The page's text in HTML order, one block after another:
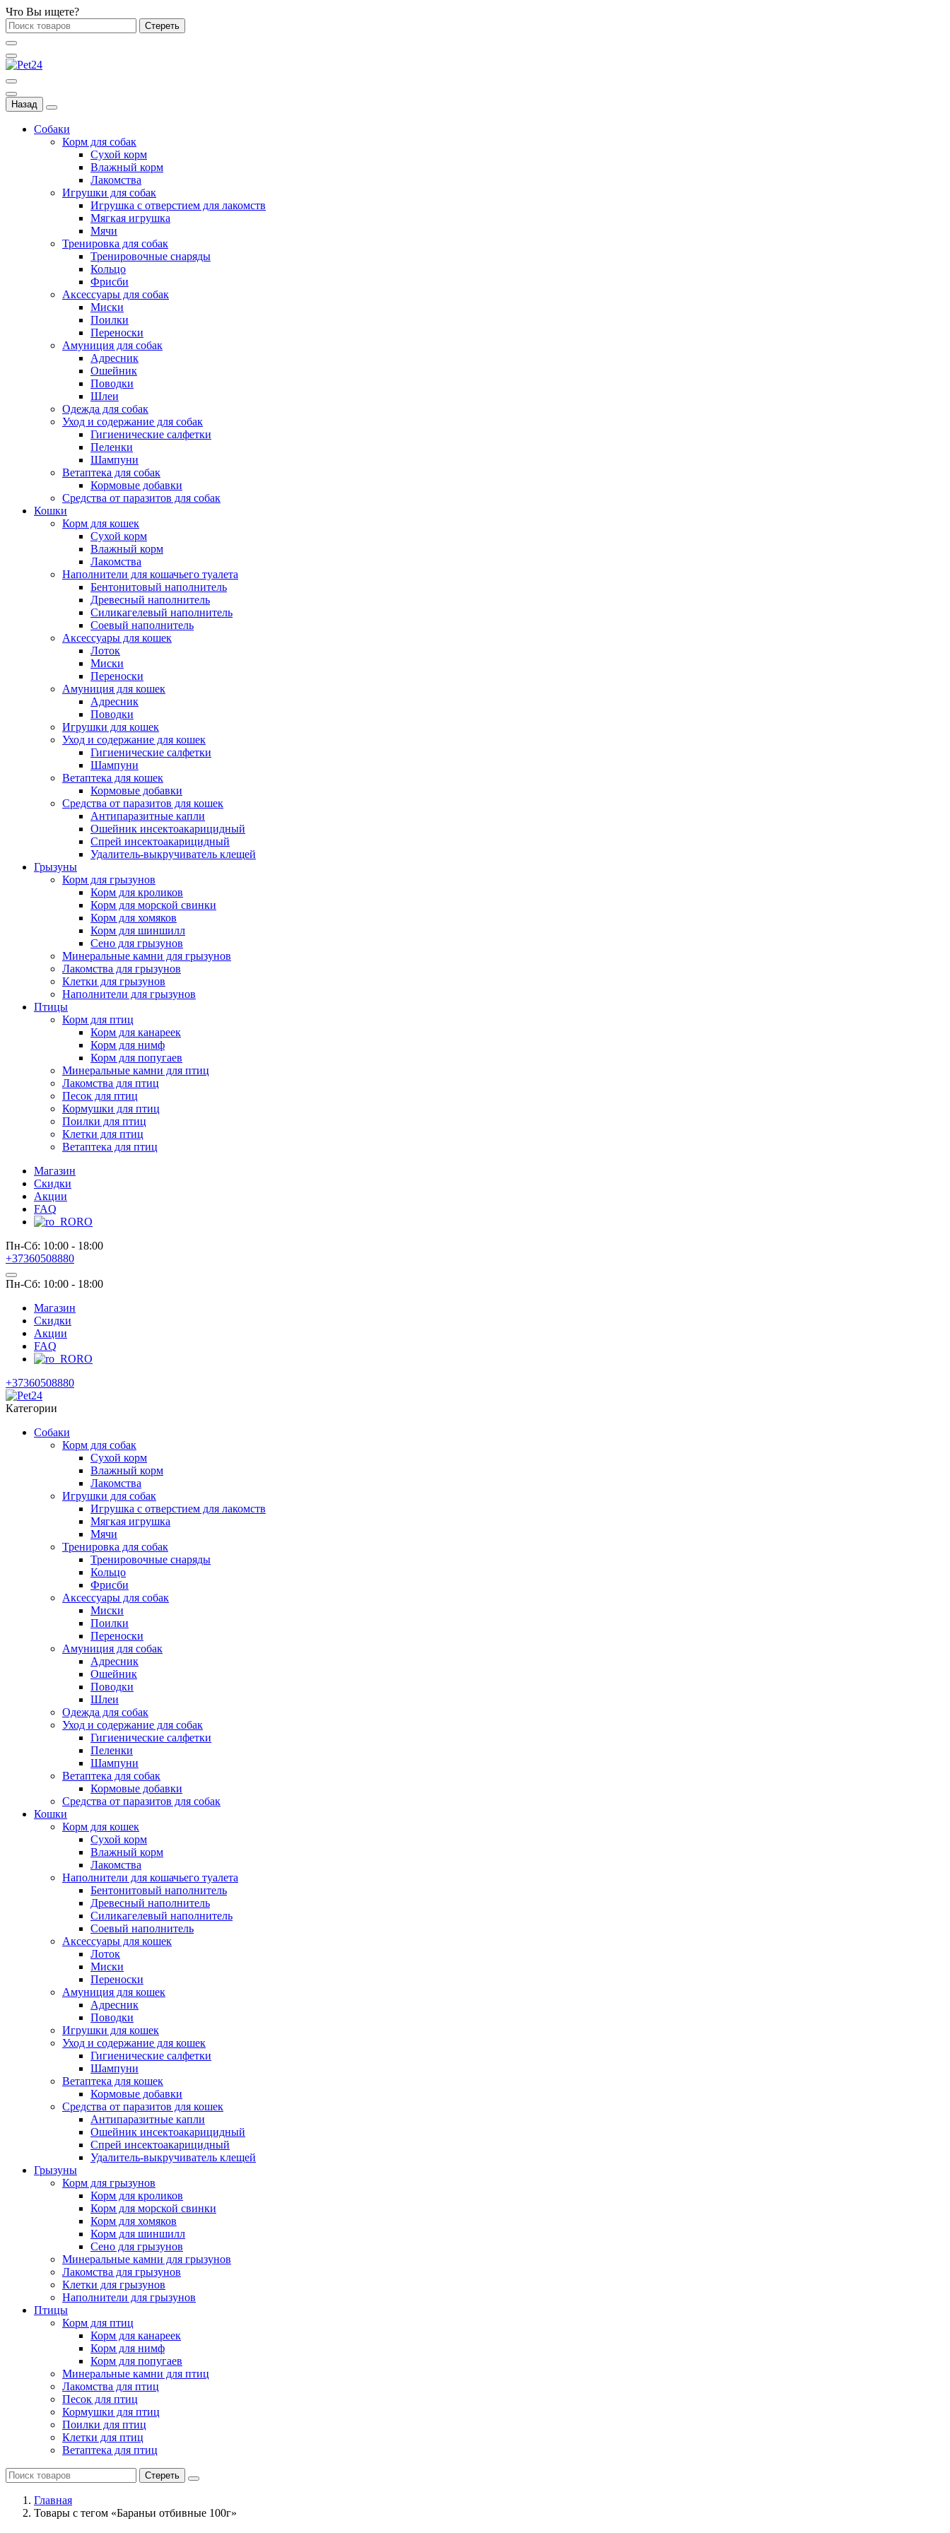
Что Вы ищете?
Стереть
Назад
Собаки
Корм для собак
Сухой корм
Влажный корм
Лакомства
Игрушки для собак
Игрушка с отверстием для лакомств
Мягкая игрушка
Мячи
Тренировка для собак
Тренировочные снаряды
Кольцо
Фрисби
Аксессуары для собак
Миски
Поилки
Переноски
Амуниция для собак
Адресник
Ошейник
Поводки
Шлеи
Одежда для собак
Уход и содержание для собак
Гигиенические салфетки
Пеленки
Шампуни
Ветаптека для собак
Кормовые добавки
Средства от паразитов для собак
Кошки
Корм для кошек
Сухой корм
Влажный корм
Лакомства
Наполнители для кошачьего туалета
Бентонитовый наполнитель
Древесный наполнитель
Силикагелевый наполнитель
Соевый наполнитель
Аксессуары для кошек
Лоток
Миски
Переноски
Амуниция для кошек
Адресник
Поводки
Игрушки для кошек
Уход и содержание для кошек
Гигиенические салфетки
Шампуни
Ветаптека для кошек
Кормовые добавки
Средства от паразитов для кошек
Антипаразитные капли
Ошейник инсектоакарицидный
Спрей инсектоакарицидный
Удалитель-выкручиватель клещей
Грызуны
Корм для грызунов
Корм для кроликов
Корм для морской свинки
Корм для хомяков
Корм для шиншилл
Сено для грызунов
Минеральные камни для грызунов
Лакомства для грызунов
Клетки для грызунов
Наполнители для грызунов
Птицы
Корм для птиц
Корм для канареек
Корм для нимф
Корм для попугаев
Минеральные камни для птиц
Лакомства для птиц
Песок для птиц
Кормушки для птиц
Поилки для птиц
Клетки для птиц
Ветаптека для птиц
Магазин
Скидки
Акции
FAQ
RO
Пн-Сб: 10:00 - 18:00
+37360508880
Пн-Сб: 10:00 - 18:00
Магазин
Скидки
Акции
FAQ
RO
+37360508880
Категории
Собаки
Корм для собак
Сухой корм
Влажный корм
Лакомства
Игрушки для собак
Игрушка с отверстием для лакомств
Мягкая игрушка
Мячи
Тренировка для собак
Тренировочные снаряды
Кольцо
Фрисби
Аксессуары для собак
Миски
Поилки
Переноски
Амуниция для собак
Адресник
Ошейник
Поводки
Шлеи
Одежда для собак
Уход и содержание для собак
Гигиенические салфетки
Пеленки
Шампуни
Ветаптека для собак
Кормовые добавки
Средства от паразитов для собак
Кошки
Корм для кошек
Сухой корм
Влажный корм
Лакомства
Наполнители для кошачьего туалета
Бентонитовый наполнитель
Древесный наполнитель
Силикагелевый наполнитель
Соевый наполнитель
Аксессуары для кошек
Лоток
Миски
Переноски
Амуниция для кошек
Адресник
Поводки
Игрушки для кошек
Уход и содержание для кошек
Гигиенические салфетки
Шампуни
Ветаптека для кошек
Кормовые добавки
Средства от паразитов для кошек
Антипаразитные капли
Ошейник инсектоакарицидный
Спрей инсектоакарицидный
Удалитель-выкручиватель клещей
Грызуны
Корм для грызунов
Корм для кроликов
Корм для морской свинки
Корм для хомяков
Корм для шиншилл
Сено для грызунов
Минеральные камни для грызунов
Лакомства для грызунов
Клетки для грызунов
Наполнители для грызунов
Птицы
Корм для птиц
Корм для канареек
Корм для нимф
Корм для попугаев
Минеральные камни для птиц
Лакомства для птиц
Песок для птиц
Кормушки для птиц
Поилки для птиц
Клетки для птиц
Ветаптека для птиц
Стереть
Главная
Товары с тегом «Бараньи отбивные 100г»